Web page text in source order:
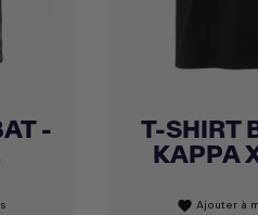
-
Achat
T-SHIRT
KAPPA
favorite Ajouter à